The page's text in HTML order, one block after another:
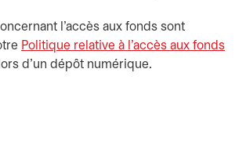
l’accès aux fonds sont
Politique relative à l’accès aux fonds
nouvel onglet
d’un dépôt numérique.